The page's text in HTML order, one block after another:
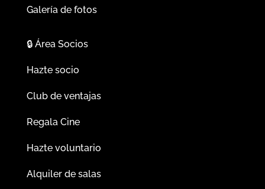
Galería de fotos
🔒Área Socios
Hazte socio
Club de ventajas
Regala Cine
Hazte voluntario
Alquiler de salas